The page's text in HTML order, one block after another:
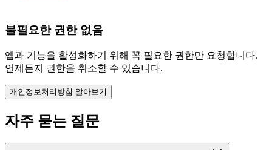
불필요한 권한 없음
앱과 기능을 활성화하기 위해 꼭 필요한 권한만 요청합니다.
언제든지 권한을 취소할 수 있습니다.
개인정보처리방침 알아보기
자주 묻는 질문